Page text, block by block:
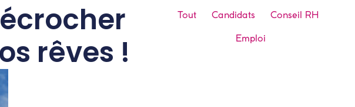
rêves !
Tout Candidats
Conseil RH
Emploi